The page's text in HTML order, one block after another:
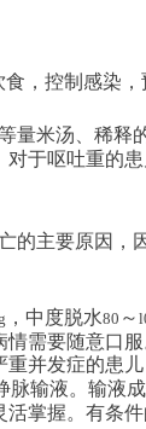
，控制感染，
量米汤、稀释
于呕吐重的
的主要原因，
，中度脱水80 ～
需要随意口
并发症的患儿
脉输液。输液
掌握。有条件